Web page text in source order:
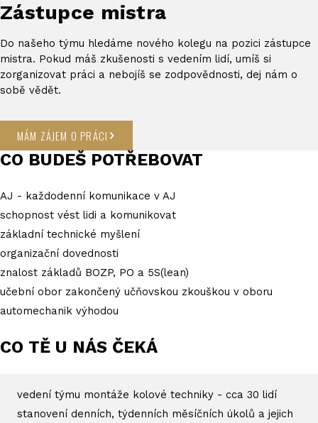
Zástupce mistra
Do našeho týmu hledáme nového kolegu na pozici zástupce
mistra. Pokud máš zkušenosti s vedením lidí, umíš si
zorganizovat práci a nebojíš se zodpovědnosti, dej nám o
sobě vědět.
MÁM ZÁJEM O PRÁCI
CO BUDEŠ POTŘEBOVAT
AJ - každodenní komunikace v AJ
schopnost vést lidi a komunikovat
základní technické myšlení
organizační dovednosti
znalost základů BOZP, PO a 5S(lean)
učební obor zakončený učňovskou zkouškou v oboru
automechanik výhodou
CO TĚ U NÁS ČEKÁ
vedení týmu montáže kolové techniky - cca 30 lidí
stanovení denních, týdenních měsíčních úkolů a jejich